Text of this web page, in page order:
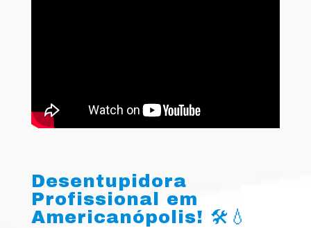
Desentupidora
Profissional em
Americanópolis! 🛠️💧